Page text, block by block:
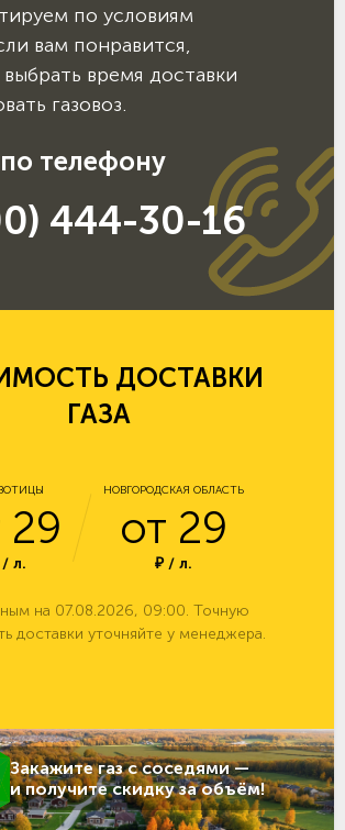
по условиям
вам понравится,
время доставки
газовоз.
телефону
444-30-16
ДОСТАВКИ
ГАЗА
29
л.
НОВГОРОДСКАЯ ОБЛАСТЬ
от 29
₽ / л.
на 07.08.2026, 09:00. Точную
доставки уточняйте у менеджера.
Закажите газ с соседями —
и получите скидку за объём!